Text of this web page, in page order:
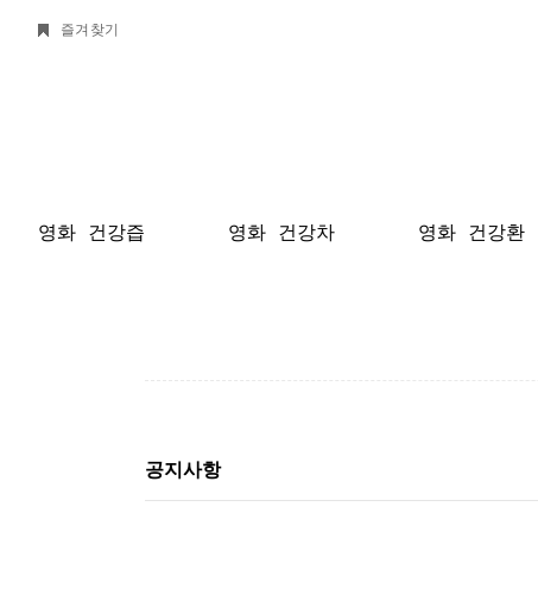
즐겨찾기
영화 건강즙 영화 건강차 영화 건강환
공지사항